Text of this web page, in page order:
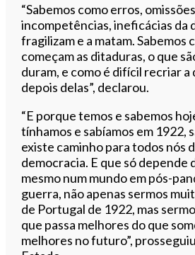
“Sabemos como erros,
incompetências, ineficácias da
fragilizam e a matam. Sabemos
começam as ditaduras, o que
duram, e como é difícil recriar a
depois delas”, declarou.
“E porque temos e sabemos
tínhamos e sabíamos em 1922,
existe caminho para todos nós
democracia. E que só depende
mesmo num mundo em pós-
guerra, não apenas sermos
de Portugal de 1922, mas
que passa melhores do que
melhores no futuro”,